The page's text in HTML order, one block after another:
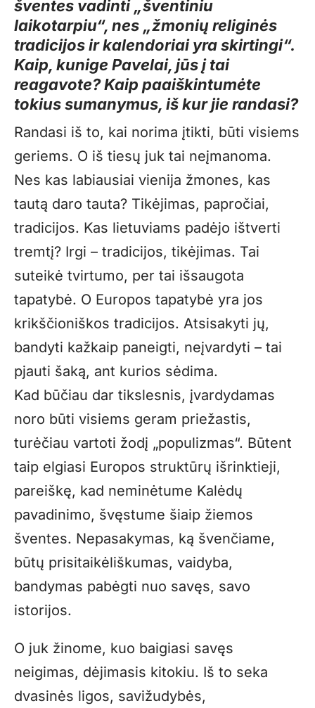
šventes vadinti „šventiniu
laikotarpiu“, nes „žmonių religinės
tradicijos ir kalendoriai yra skirtingi“.
Kaip, kunige Pavelai, jūs į tai
reagavote? Kaip paaiškintumėte
tokius sumanymus, iš kur jie randasi?
Randasi iš to, kai norima įtikti, būti visiems
geriems. O iš tiesų juk tai neįmanoma.
Nes kas labiausiai vienija žmones, kas
tautą daro tauta? Tikėjimas, papročiai,
tradicijos. Kas lietuviams padėjo ištverti
tremtį? Irgi – tradicijos, tikėjimas. Tai
suteikė tvirtumo, per tai išsaugota
tapatybė. O Europos tapatybė yra jos
krikščioniškos tradicijos. Atsisakyti jų,
bandyti kažkaip paneigti, neįvardyti – tai
pjauti šaką, ant kurios sėdima.
Kad būčiau dar tikslesnis, įvardydamas
noro būti visiems geram priežastis,
turėčiau vartoti žodį „populizmas“. Būtent
taip elgiasi Europos struktūrų išrinktieji,
pareiškę, kad neminėtume Kalėdų
pavadinimo, švęstume šiaip žiemos
šventes. Nepasakymas, ką švenčiame,
būtų prisitaikėliškumas, vaidyba,
bandymas pabėgti nuo savęs, savo
istorijos.
O juk žinome, kuo baigiasi savęs
neigimas, dėjimasis kitokiu. Iš to seka
dvasinės ligos, savižudybės,